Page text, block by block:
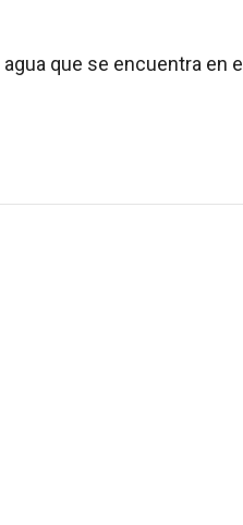
que se encuentra en